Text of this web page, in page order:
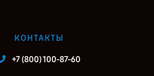
КОНТАКТЫ
+7 (800) 100-87-60